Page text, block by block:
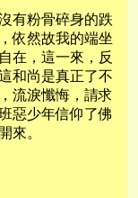
有粉骨碎身的跌
依然故我的端坐
在，這一來，反
和尚是真正了不
流淚懺悔，請求
惡少年信仰了佛
來。